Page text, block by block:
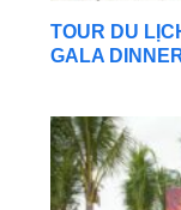
TOUR DU
GALA